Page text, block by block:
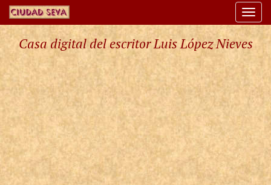
Casa digital del escritor Luis López Nieves